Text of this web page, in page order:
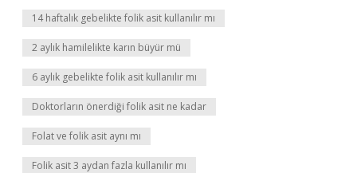
14 haftalık gebelikte folik asit kullanılır mı
2 aylık hamilelikte karın büyür mü
6 aylık gebelikte folik asit kullanılır mı
Doktorların önerdiği folik asit ne kadar
Folat ve folik asit aynı mı
Folik asit 3 aydan fazla kullanılır mı